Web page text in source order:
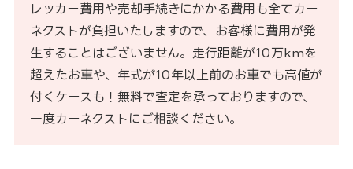
レッカー費用や売却手続きにかかる費用も全てカー
ネクストが負担いたしますので、お客様に費用が発
生することはございません。走行距離が10万kmを
超えたお車や、年式が10年以上前のお車でも高値が
付くケースも！無料で査定を承っておりますので、
一度カーネクストにご相談ください。